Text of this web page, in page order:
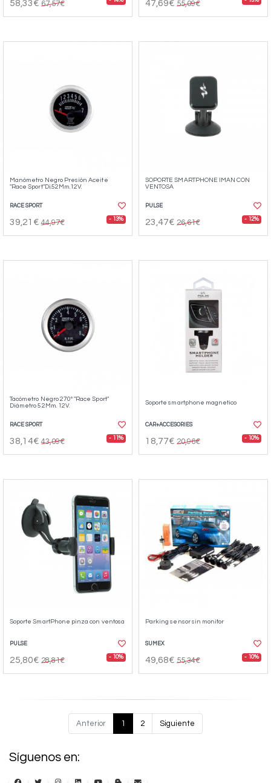
58,33€ 67,57€ 47,69€ 55,09€
Manómetro Negro Presión Aceite
"Race Sport"Di.52Mm.12V.
RACE SPORT
39,21€ 44,97€ - 13%
SOPORTE SMARTPHONE IMAN CON
VENTOSA
PULSE
23,47€ 26,61€ - 12%
Tacómetro Negro 270º "Race Sport"
Diámetro 52Mm. 12V.
RACE SPORT
38,14€ 43,09€ - 11%
Soporte smartphone magnetico
CAR+ACCESORIES
18,77€ 20,96€ - 10%
Soporte SmartPhone pinza con ventosa
PULSE
25,80€ 28,81€ - 10%
Parking sensor sin monitor
SUMEX
49,68€ 55,34€ - 10%
Anterior 1 2 Siguiente
Síguenos en: